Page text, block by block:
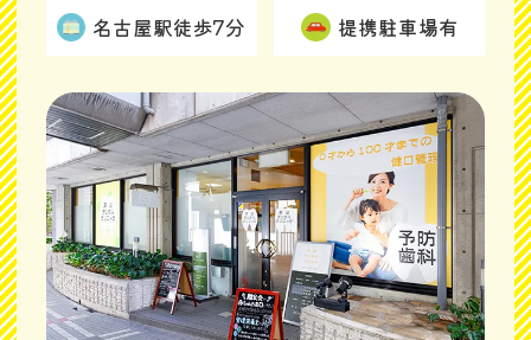
名古屋駅徒歩7分 提携駐車場有